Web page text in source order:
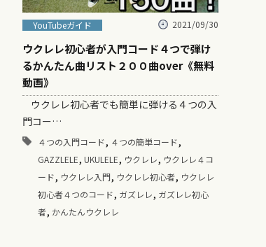
YouTubeガイド 2021/09/30
ウクレレ初心者が入門コード４つで弾け
るかんたん曲リスト２００曲over《無料
動画》
ウクレレ初心者でも簡単に弾ける４つの入
門コー…
４つの入門コード, ４つの簡単コード,
GAZZLELE, UKULELE, ウクレレ, ウクレレ４コ
ード, ウクレレ入門, ウクレレ初心者, ウクレレ
初心者４つのコード, ガズレレ, ガズレレ初心
者, かんたんウクレレ